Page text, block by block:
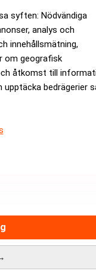
syften: Nödvändiga
analys och
innehållsmätning,
om geografisk
åtkomst till
upptäcka bedrägerier
är fyra i US open
från
Niclas Fasth
något, jag är en
om en och en halv
Daniel Chopra